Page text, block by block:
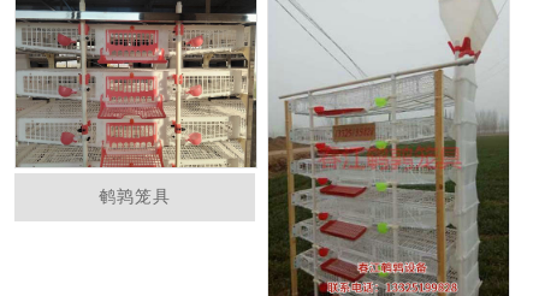
鹌鹑笼具